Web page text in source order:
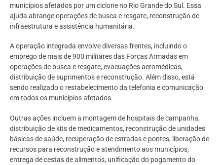
municípios afetados por um ciclone no Rio Grande do Sul. Essa
ajuda abrange operações de busca e resgate, reconstrução de
infraestrutura e assistência humanitária.
A operação integrada envolve diversas frentes, incluindo o
emprego de mais de 900 militares das Forças Armadas em
operações de busca e resgate, evacuações aeromédicas,
distribuição de suprimentos e reconstrução. Além disso, está
sendo realizado o restabelecimento da telefonia e comunicação
em todos os municípios afetados.
Outras ações incluem a montagem de hospitais de campanha,
distribuição de kits de medicamentos, reconstrução de unidades
básicas de saúde, recuperação de estradas e pontes, liberação de
recursos para reconstrução e atendimento aos municípios,
entrega de cestas de alimentos, unificação do pagamento do